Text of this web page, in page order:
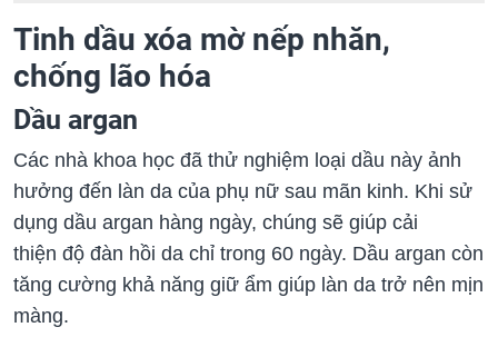
Tinh dầu xóa mờ nếp nhăn,
chống lão hóa
Dầu argan
Các nhà khoa học đã thử nghiệm loại dầu này ảnh
hưởng đến làn da của phụ nữ sau mãn kinh. Khi sử
dụng dầu argan hàng ngày, chúng sẽ giúp cải
thiện độ đàn hồi da chỉ trong 60 ngày. Dầu argan còn
tăng cường khả năng giữ ẩm giúp làn da trở nên mịn
màng.